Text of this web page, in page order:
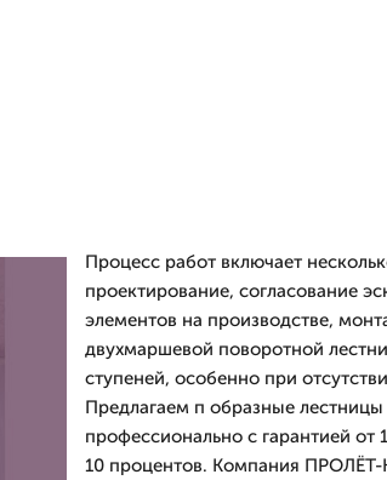
Процесс работ включает
проектирование, согласование
элементов на производстве,
двухмаршевой поворотной
ступеней, особенно при
Предлагаем п образные
профессионально с гарантией
10 процентов. Компания ПРОЛЁТ-